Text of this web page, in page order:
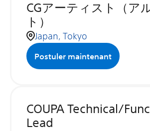
CGアーティスト（ア
ト）
Japan, Tokyo
Postuler maintenant
COUPA Technical/
Lead